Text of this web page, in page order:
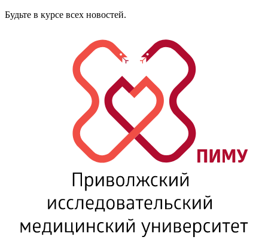
Будьте в курсе всех новостей.